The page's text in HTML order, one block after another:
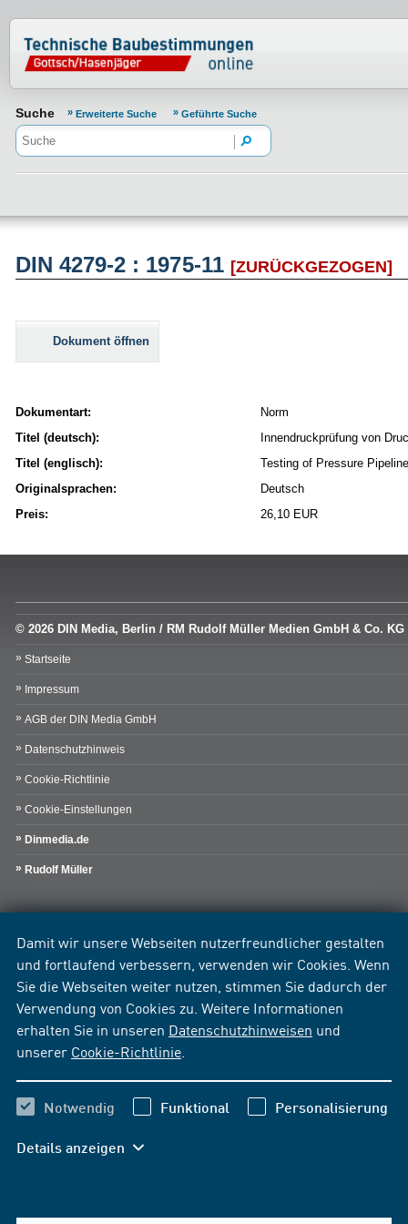
Damit wir unsere Webseiten nutzerfreundlicher gestalten
und fortlaufend verbessern, verwenden wir Cookies. Wenn
Sie die Webseiten weiter nutzen, stimmen Sie dadurch der
Verwendung von Cookies zu. Weitere Informationen
erhalten Sie in unseren Datenschutzhinweisen und
unserer Cookie-Richtlinie
Notwendig Funktional Personalisierung
Details anzeigen
Normenportal Barrierefreiheit
Suche Erweiterte Suche Geführte Suche
DIN 4279-2 : 1975-11 [ZURÜCKGEZOGEN]
Dokument öffnen
Dokumentart:
Norm
Titel (deutsch):
Innendruckprüfung von
Titel (englisch):
Testing of Pressure
Originalsprachen:
Deutsch
Preis:
26,10 EUR
© 2026 DIN Media, Berlin / RM Rudolf Müller Medien GmbH & Co. KG
Startseite
Impressum
AGB der DIN Media GmbH
Datenschutzhinweis
Cookie-Richtlinie
Cookie-Einstellungen
Dinmedia.de
Rudolf Müller